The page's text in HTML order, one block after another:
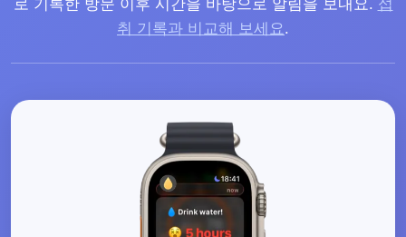
로 기록한 방문 이후 시간을 바탕으로 알림을 보내요. 섭
취 기록과 비교해 보세요.